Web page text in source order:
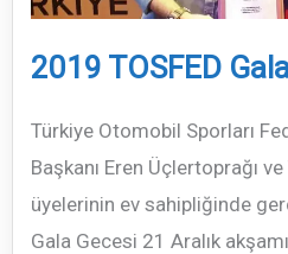
2019 TOSFED
Türkiye Otomobil Sporları
Başkanı Eren Üçlertoprağı
üyelerinin ev sahipliğinde
Gala Gecesi 21 Aralık